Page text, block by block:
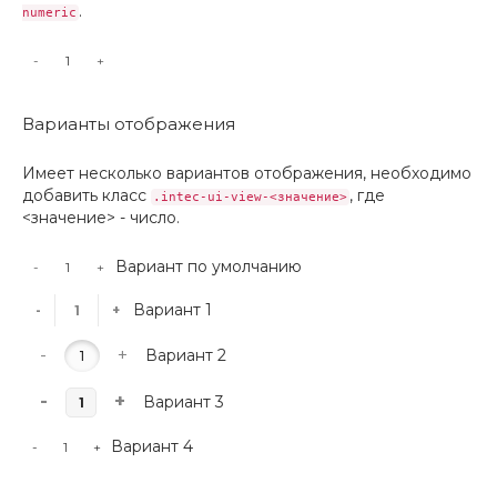
numeric .
- +
Варианты отображения
Имеет несколько вариантов отображения, необходимо
добавить класс
.intec-ui-view-<значение> , где
<значение> - число.
- + Вариант по умолчанию
- + Вариант 1
- + Вариант 2
- + Вариант 3
- + Вариант 4